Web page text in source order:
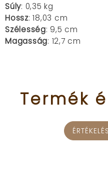
Súly: 0,35 kg
Hossz: 18,03 cm
Szélesség: 9,5 cm
Magasság: 12,7 cm
Termék